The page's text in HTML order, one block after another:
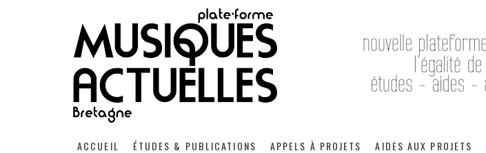
ACCUEIL ÉTUDES & PUBLICATIONS APPELS À PROJETS AIDES AUX PROJETS